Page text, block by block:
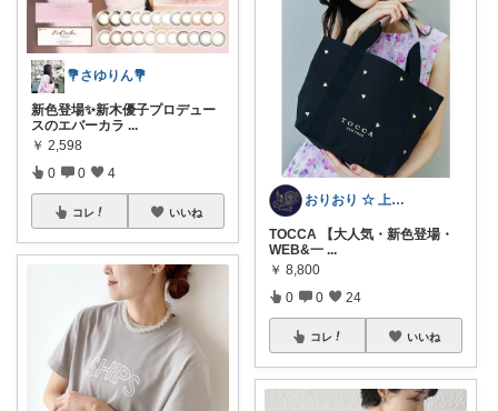
💐さゆりん💐
新色登場✨新木優子プロデュー
スのエバーカラ ...
￥ 2,598
0 0 4
コレ いいね
おりおり ☆ 上限🙏
TOCCA 【大人気・新色登場・
WEB&一 ...
￥ 8,800
0 0 24
コレ いいね